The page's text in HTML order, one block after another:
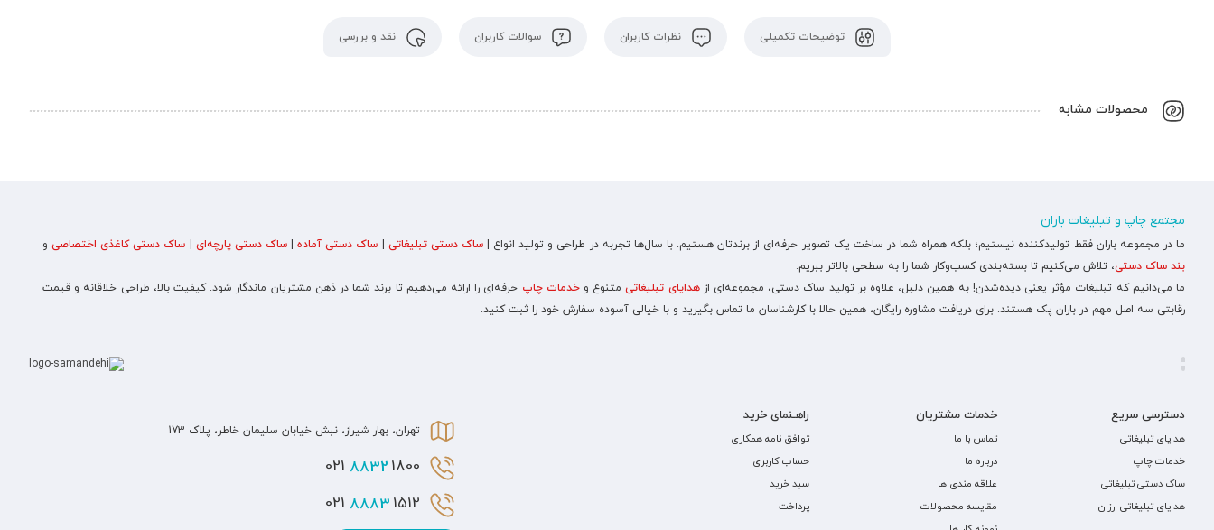
توضیحات تکمیلی نظرات کاربران سوالات کاربران نقد و بررسی
محصولات مشابه
مجتمع چاپ و تبلیغات باران
ما در مجموعه باران فقط تولیدکننده نیستیم؛ بلکه همراه شما در ساخت یک تصویر حرفه‌ای از برندتان هستیم. با سال‌ها تجربه در طراحی و تولید انواع |ساک دستی تبلیغاتی ساک دستی آماده|ساک دستی پارچه‌ای ساک دستی کاغذی اختصاصیو
بند ساک دستی، تلاش می‌کنیم تا بسته‌بندی کسب‌وکار شما را به سطحی بالاتر ببریم.
ما می‌دانیم که تبلیغات مؤثر یعنی دیده‌شدن! به همین دلیل، علاوه بر تولید ساک دستی، مجموعه‌ای ازهدایای تبلیغاتیمتنوع وخدمات چاپ حرفه‌ای را ارائه می‌دهیم تا برند شما در ذهن مشتریان ماندگار شود. کیفیت بالا، طراحی خلاقانه و قیمت
رقابتی سه اصل مهم در باران پک هستند. برای دریافت مشاوره رایگان، همین حالا با کارشناسان ما تماس بگیرید و با خیالی آسوده سفارش خود را ثبت کنید.
دسترسی سریع
هدایای تبلیغاتی
خدمات چاپ
ساک دستی تبلیغاتی
هدایای تبلیغاتی ارزان
خدمات مشتریان
تماس با ما
درباره ما
علاقه مندی ها
مقایسه محصولات
راهـنمای خرید
توافق نامه همکاری
حساب کاربری
سبد خرید
پرداخت
تهران، بهار شیراز، نبش خیابان سلیمان خاطر، پلاک 173
8832 1800 021
8883 1512 021